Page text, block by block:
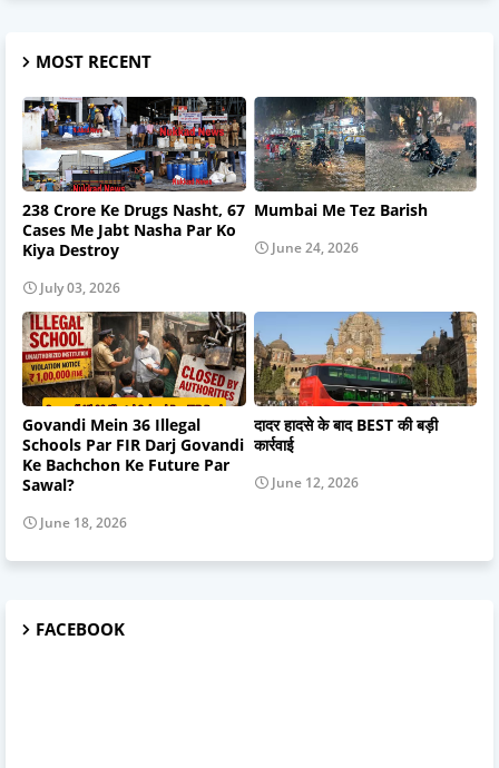
MOST RECENT
238 Crore Ke Drugs Nasht, 67
Cases Me Jabt Nasha Par Ko
Kiya Destroy
July 03, 2026
Mumbai Me Tez Barish
June 24, 2026
Govandi Mein 36 Illegal
Schools Par FIR Darj Govandi
Ke Bachchon Ke Future Par
Sawal?
June 18, 2026
दादर हादसे के बाद BEST की बड़ी
कार्रवाई
June 12, 2026
FACEBOOK